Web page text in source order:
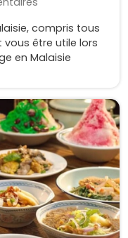
compris tous
être utile lors
en Malaisie